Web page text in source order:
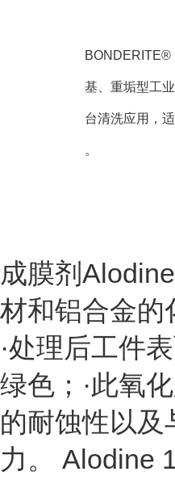
BONDERITE®
基、重垢型工
台清洗应用，
。
成膜剂
材和铝合金的
·处理后工件
绿色；·此氧
的耐蚀性以及
力。 Alodine